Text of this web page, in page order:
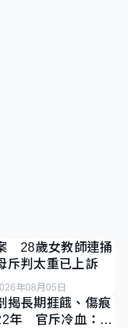
28歲女教師連捅
判太重已上訴
年08月05日
揭長期捱餓、傷痕
年 官斥冷血：同